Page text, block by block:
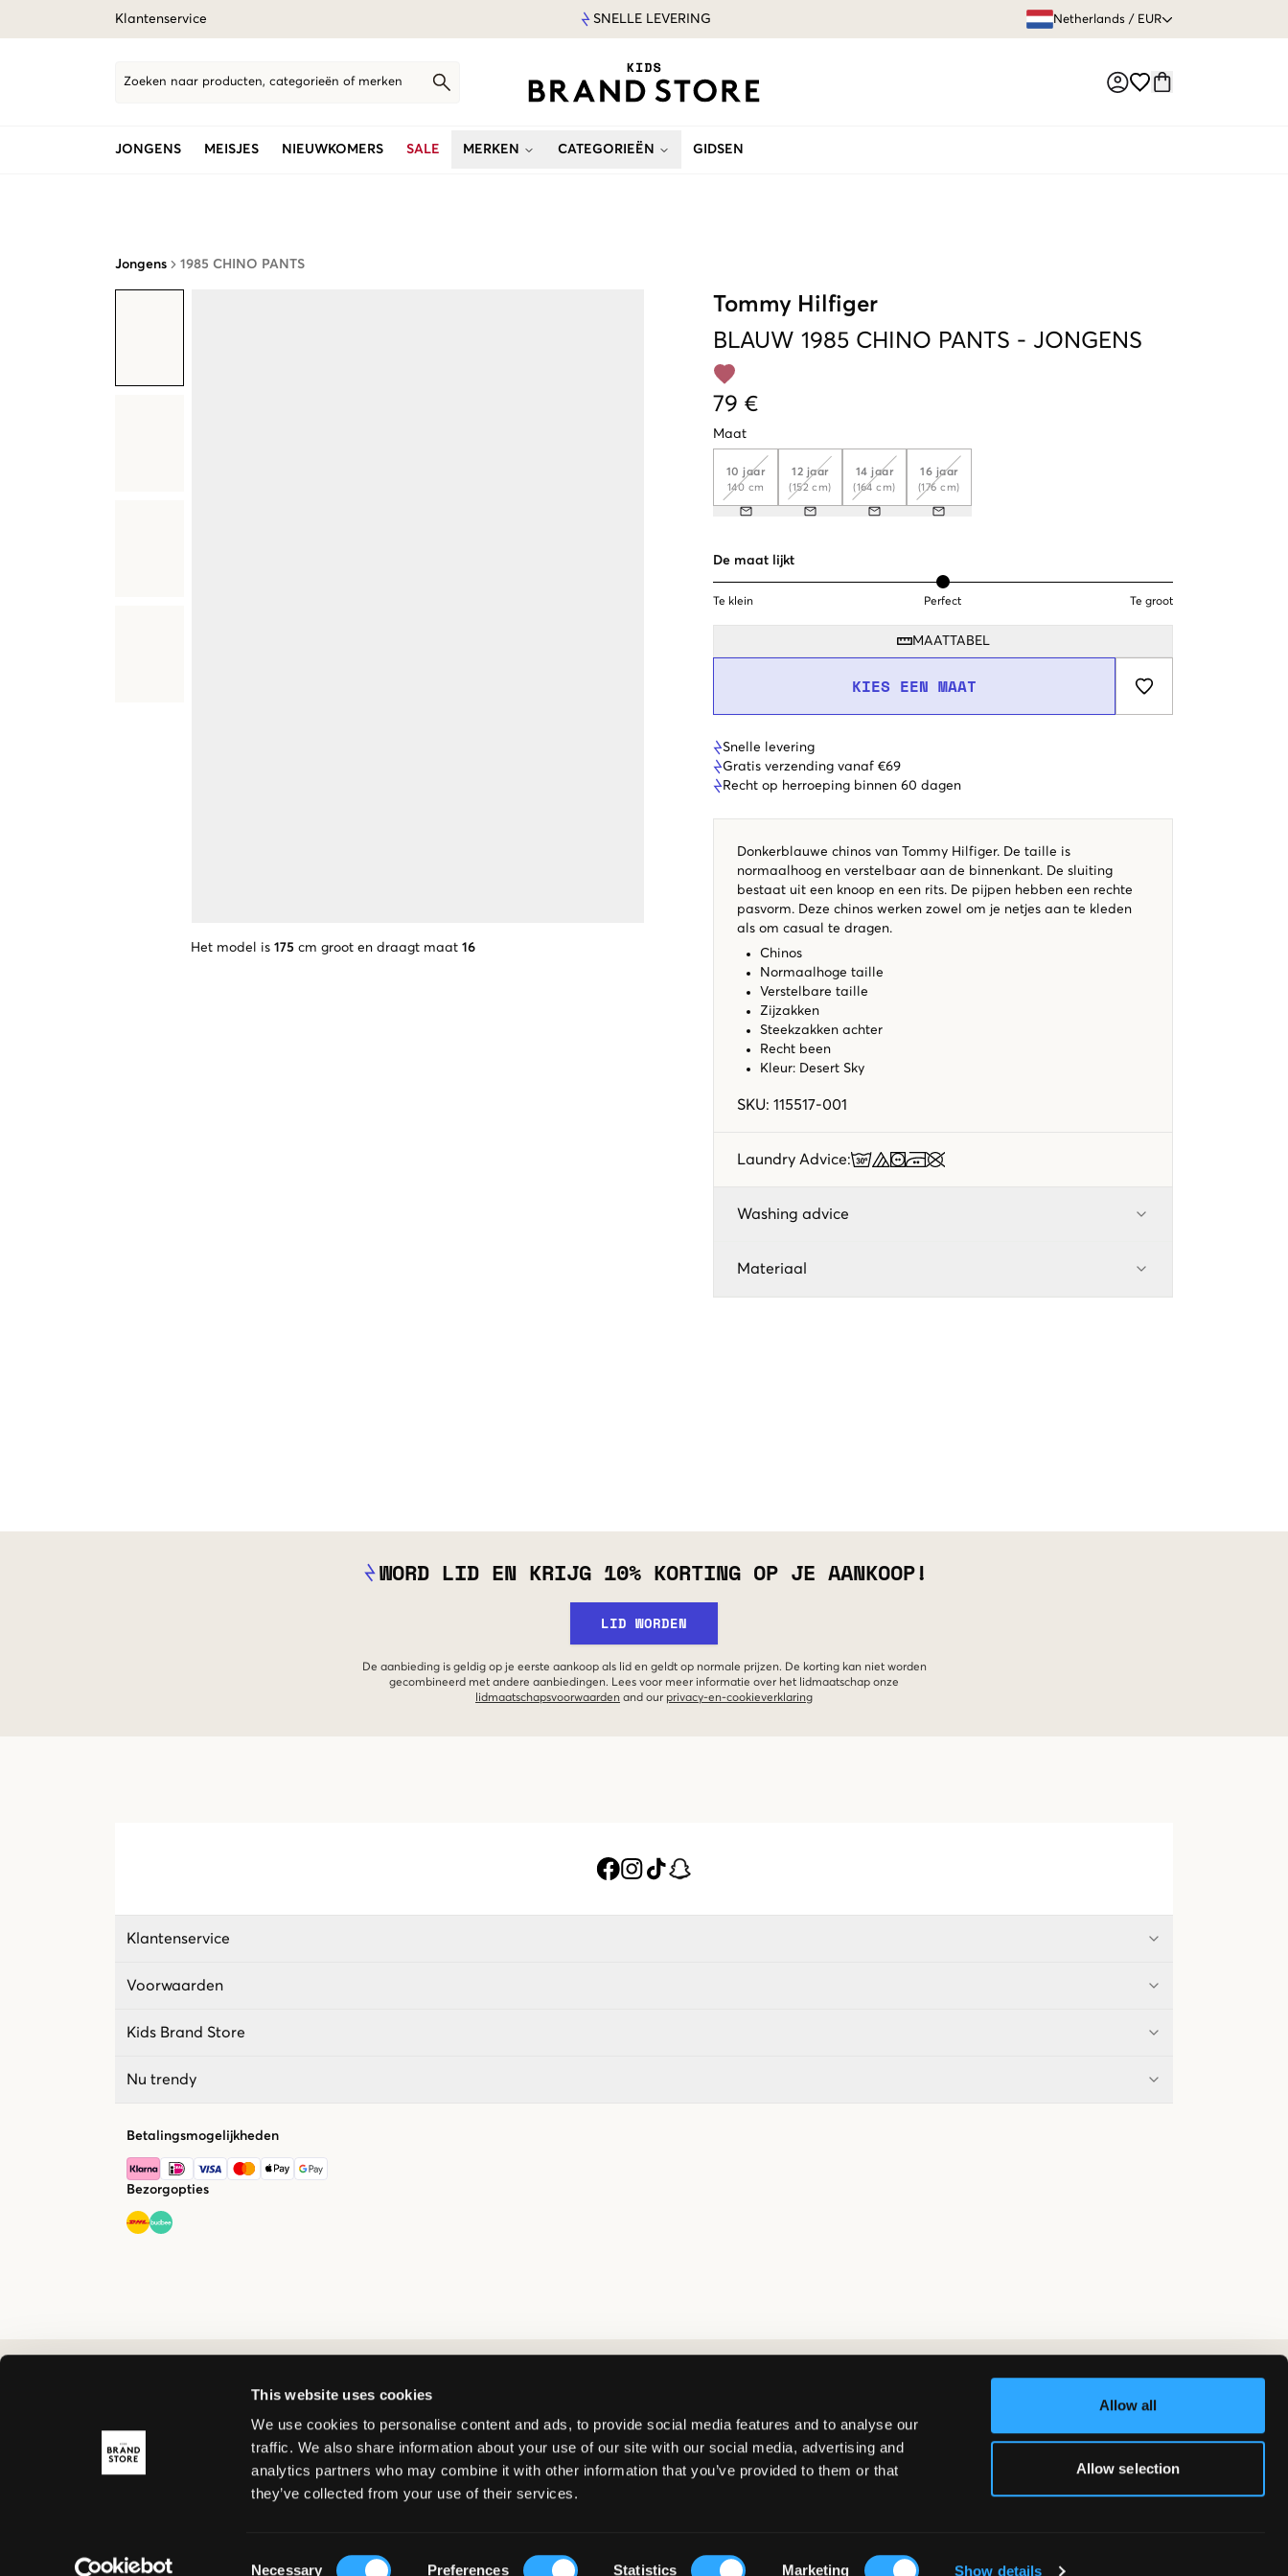
This website uses cookies
We use cookies to personalise content and ads, to provide social media features and to analyse our
traffic. We also share information about your use of our site with our social media, advertising and
analytics partners who may combine it with other information that you’ve provided to them or that
they’ve collected from your use of their services.
Necessary Preferences Statistics Marketing Show details
Allow all
Allow selection
Klantenservice SNELLE LEVERING Netherlands / EUR
Zoeken naar producten, categorieën of merken
JONGENS MEISJES NIEUWKOMERS SALE MERKEN CATEGORIEËN GIDSEN
Jongens 1985 CHINO PANTS
Het model is 175 cm groot en draagt maat 16
Tommy Hilfiger
BLAUW 1985 CHINO PANTS - JONGENS
79 €
Maat
10 jaar
140 cm
12 jaar
(152 cm)
14 jaar
(164 cm)
16 jaar
(176 cm)
De maat lijkt
Te klein Perfect Te groot
MAATTABEL
KIES EEN MAAT
Snelle levering
Gratis verzending vanaf €69
Recht op herroeping binnen 60 dagen
Donkerblauwe chinos van Tommy Hilfiger. De taille is
normaalhoog en verstelbaar aan de binnenkant. De sluiting
bestaat uit een knoop en een rits. De pijpen hebben een rechte
pasvorm. Deze chinos werken zowel om je netjes aan te kleden
als om casual te dragen.
Chinos
Normaalhoge taille
Verstelbare taille
Zijzakken
Steekzakken achter
Recht been
Kleur: Desert Sky
SKU: 115517-001
Laundry Advice:
Washing advice
Materiaal
WORD LID EN KRIJG 10% KORTING OP JE AANKOOP!
LID WORDEN
De aanbieding is geldig op je eerste aankoop als lid en geldt op normale prijzen. De korting kan niet worden
gecombineerd met andere aanbiedingen. Lees voor meer informatie over het lidmaatschap onze
lidmaatschapsvoorwaarden and our privacy-en-cookieverklaring
Klantenservice
Voorwaarden
Kids Brand Store
Nu trendy
Betalingsmogelijkheden
Bezorgopties
© Copyright 2026 Kids Brand Store AB